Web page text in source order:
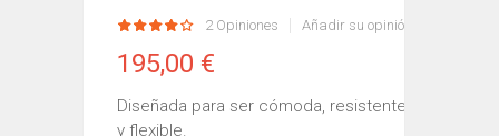
2 Opiniones Añadir su opinión
195,00 €
Diseñada para ser cómoda, resistente
y flexible.